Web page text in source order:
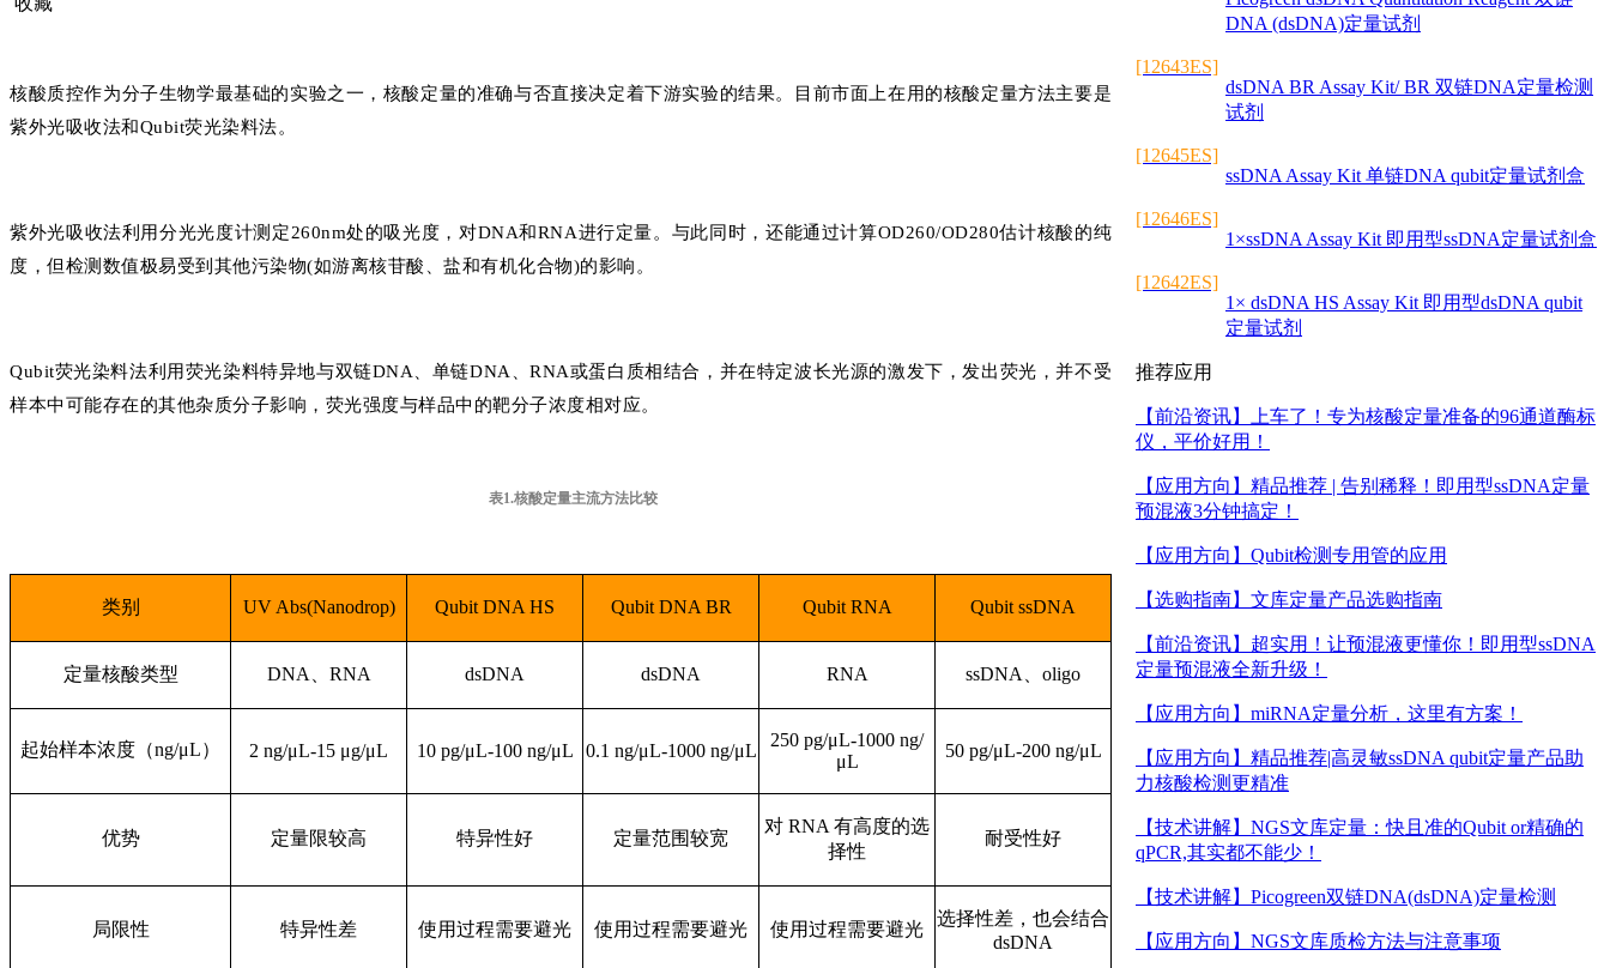
核酸质控作为分子生物学最基础的实验之一，核酸定量的准确与否直接决定着下游实验的结果。目前市面上在用的核酸定量方法主要是
紫外光吸收法和Qubit荧光染料法。
紫外光吸收法利用分光光度计测定260nm处的吸光度，对DNA和RNA进行定量。与此同时，还能通过计算OD260/OD280估计核酸的纯
度，但检测数值极易受到其他污染物(如游离核苷酸、盐和有机化合物)的影响。
Qubit荧光染料法利用荧光染料特异地与双链DNA、单链DNA、RNA或蛋白质相结合，并在特定波长光源的激发下，发出荧光，并不受
样本中可能存在的其他杂质分子影响，荧光强度与样品中的靶分子浓度相对应。
表1.核酸定量主流方法比较
类别 UV Abs(Nanodrop) Qubit DNA HS Qubit DNA BR Qubit RNA Qubit ssDNA
定量核酸类型 DNA、RNA dsDNA dsDNA RNA ssDNA、oligo
起始样本浓度（ng/μL） 2 ng/μL-15 μg/μL 10 pg/μL-100 ng/μL 0.1 ng/μL-1000 ng/μL
250 pg/μL-1000 ng/
μL
50 pg/μL-200 ng/μL
优势 定量限较高 特异性好 定量范围较宽
对 RNA 有高度的选
择性
耐受性好
局限性 特异性差 使用过程需要避光 使用过程需要避光 使用过程需要避光
选择性差，也会结合
dsDNA
DNA (dsDNA)定量试剂
[12643ES]
dsDNA BR Assay Kit/ BR 双链DNA定量检测
试剂
[12645ES]
ssDNA Assay Kit 单链DNA qubit定量试剂盒
[12646ES]
1×ssDNA Assay Kit 即用型ssDNA定量试剂盒
[12642ES]
1× dsDNA HS Assay Kit 即用型dsDNA qubit
定量试剂
推荐应用
【前沿资讯】
上车了！专为核酸定量准备的96通道酶标
仪，平价好用！
【应用方向】 精品推荐 | 告别稀释！即用型ssDNA定量
预混液3分钟搞定！
【应用方向】 Qubit检测专用管的应用
【选购指南】 文库定量产品选购指南
【前沿资讯】 超实用！让预混液更懂你！即用型ssDNA
定量预混液全新升级！
【应用方向】 miRNA定量分析，这里有方案！
【应用方向】 精品推荐|高灵敏ssDNA qubit定量产品助
力核酸检测更精准
【技术讲解】 NGS文库定量：快且准的Qubit or精确的
qPCR,其实都不能少！
【技术讲解】 Picogreen双链DNA(dsDNA)定量检测
【应用方向】 NGS文库质检方法与注意事项